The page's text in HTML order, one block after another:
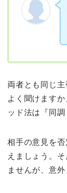
両者とも同じ
よく聞けます
ッド法は『同
相手の意見を
えましょう。
ませんが、意